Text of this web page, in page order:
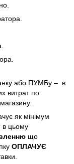
або ПУМБу – в
витрат по
як мінімум
в цьому
що
ОПЛАЧУЄ